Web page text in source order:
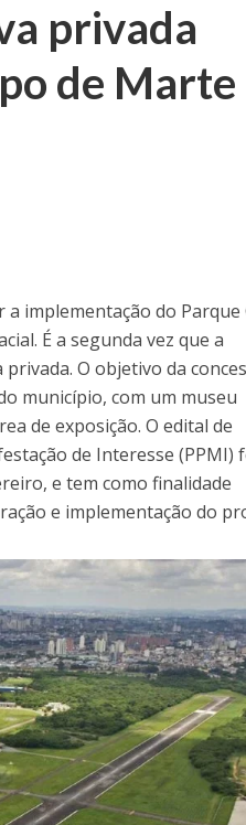
privada
de Marte
implementação do Parque
É a segunda vez que a
O objetivo da
município, com um museu
de exposição. O edital de
de Interesse (PPMI)
e tem como finalidade
e implementação do